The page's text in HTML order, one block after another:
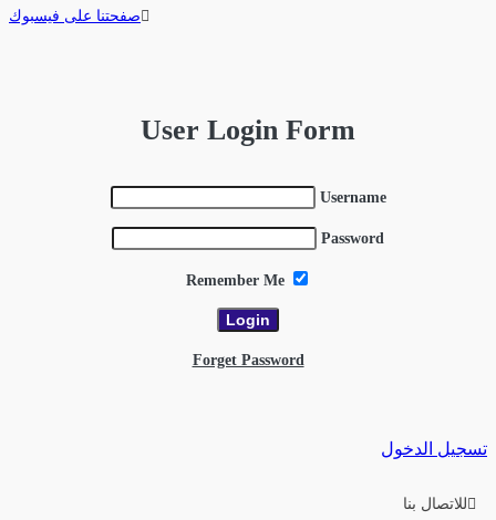
صفحتنا على فيسبوك
User Login Form
Username
Password
Remember Me
Forget Password
تسجيل الدخول
للاتصال بنا